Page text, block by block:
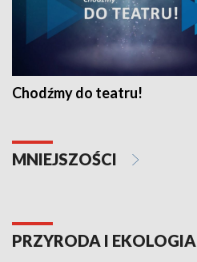
Chodźmy do teatru!
MNIEJSZOŚCI
PRZYRODA I EKOLOGIA